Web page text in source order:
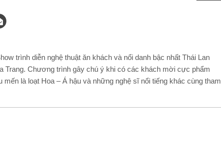
trình diễn nghệ thuật ăn khách và nổi danh bậc nhất Thái Lan
Trang. Chương trình gây chú ý khi có các khách mời cực phẩm
là loạt Hoa – Á hậu và những nghệ sĩ nổi tiếng khác cùng tham